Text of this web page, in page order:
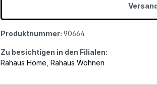
Produktnummer: 90664
Zu besichtigen in den Filialen:
Rahaus Home Rahaus Wohnen